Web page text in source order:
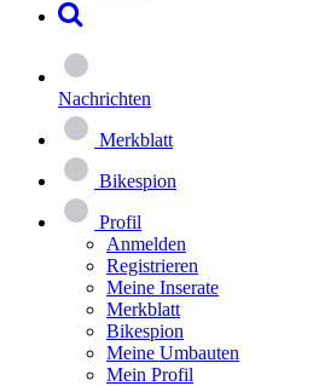
Nachrichten
Merkblatt
Bikespion
Profil
Anmelden
Registrieren
Meine Inserate
Merkblatt
Bikespion
Meine Umbauten
Mein Profil